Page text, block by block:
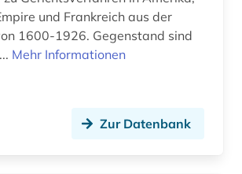
auswanderer (1)
auswanderung (7)
Norwegen (62)
Oesterreich (36)
und Frankreich aus der
1600-1926. Gegenstand sind
Mehr Informationen
Zur Datenbank